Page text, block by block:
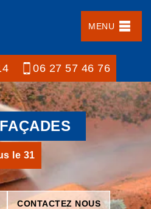
MENU
06 27 57 46 76
le 31
CONTACTEZ NOUS